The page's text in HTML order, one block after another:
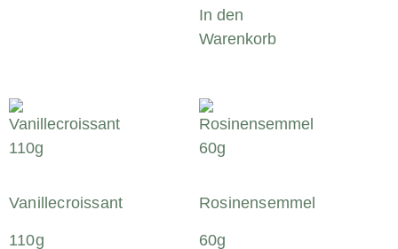
In den
Warenkorb
Vanillecroissant
110g
Rosinensemmel
60g